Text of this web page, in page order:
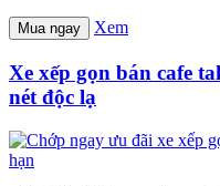
Mua ngay Xem
Xe xếp gọn bán cafe
nét độc lạ